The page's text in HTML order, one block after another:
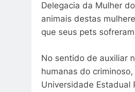
Delegacia da Mulher
animais destas
que seus pets
No sentido de auxiliar
humanas do
Universidade Estadual